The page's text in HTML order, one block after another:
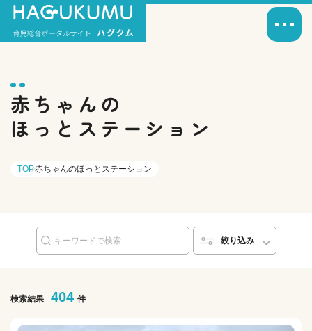
赤ちゃんの
ほっとステーション
TOP赤ちゃんのほっとステーション
絞り込み
検索結果 404 件